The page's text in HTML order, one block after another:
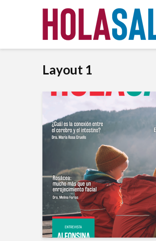
Layout 1